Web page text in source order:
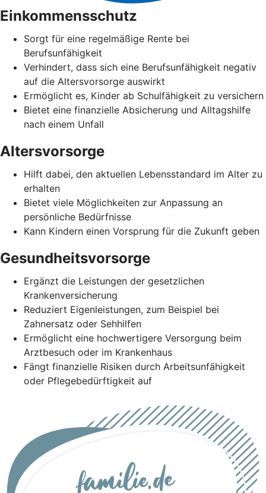
Einkommensschutz
Sorgt für eine regelmäßige Rente bei
Berufsunfähigkeit
Verhindert, dass sich eine Berufsunfähigkeit negativ
auf die Altersvorsorge auswirkt
Ermöglicht es, Kinder ab Schulfähigkeit zu versichern
Bietet eine finanzielle Absicherung und Alltagshilfe
nach einem Unfall
Altersvorsorge
Hilft dabei, den aktuellen Lebensstandard im Alter zu
erhalten
Bietet viele Möglichkeiten zur Anpassung an
persönliche Bedürfnisse
Kann Kindern einen Vorsprung für die Zukunft geben
Gesundheitsvorsorge
Ergänzt die Leistungen der gesetzlichen
Krankenversicherung
Reduziert Eigenleistungen, zum Beispiel bei
Zahnersatz oder Sehhilfen
Ermöglicht eine hochwertigere Versorgung beim
Arztbesuch oder im Krankenhaus
Fängt finanzielle Risiken durch Arbeitsunfähigkeit
oder Pflegebedürftigkeit auf